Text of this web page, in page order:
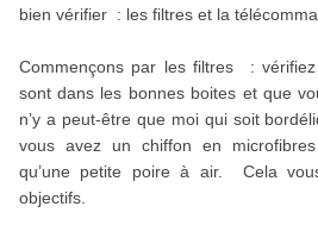
bien vérifier : les filtres et la
Commençons par les filtres :
sont dans les bonnes boites et que
n’y a peut-être que moi qui soit
vous avez un chiffon en
qu’une petite poire à air. Cela
objectifs.